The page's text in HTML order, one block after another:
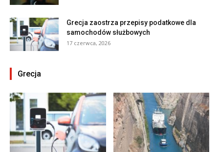
Grecja zaostrza przepisy podatkowe dla
samochodów służbowych
17 czerwca, 2026
Grecja